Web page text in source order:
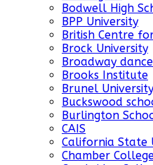
Bodwell High
BPP University
British Centre
Brock University
Broadway
Brooks Institute
Brunel University
Buckswood
Burlington
CAIS
California State
Chamber